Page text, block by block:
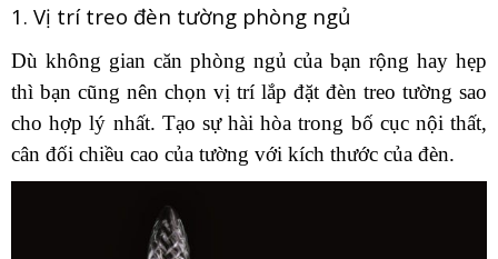
1. Vị trí treo đèn tường phòng ngủ
Dù không gian căn phòng ngủ của bạn rộng hay hẹp
thì bạn cũng nên chọn vị trí lắp đặt đèn treo tường sao
cho hợp lý nhất. Tạo sự hài hòa trong bố cục nội thất,
cân đối chiều cao của tường với kích thước của đèn.